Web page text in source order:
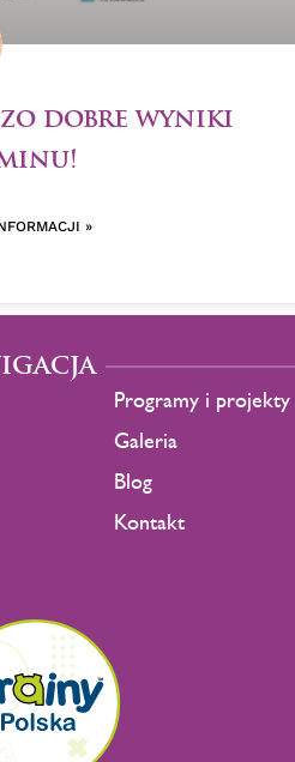
dobre wyniki
»
Programy i projekty
Galeria
Blog
Kontakt